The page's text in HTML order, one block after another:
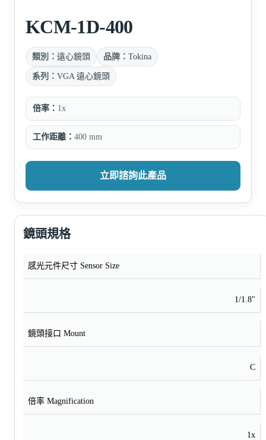
KCM-1D-400
類別： 遠心鏡頭 品牌： Tokina
系列： VGA 遠心鏡頭
倍率： 1x
工作距離： 400 mm
立即諮詢此產品
鏡頭規格
感光元件尺寸 Sensor Size
1/1.8"
鏡頭接口 Mount
C
倍率 Magnification
1x